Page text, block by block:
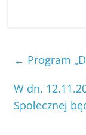
← Program
W dn.
Społecznej